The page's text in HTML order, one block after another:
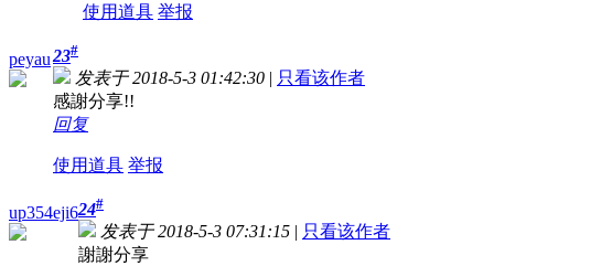
使用道具 举报
peyau23#
发表于 2018-5-3 01:42:30 | 只看该作者
感謝分享!!
回复
使用道具 举报
up354eji624#
发表于 2018-5-3 07:31:15 | 只看该作者
謝謝分享